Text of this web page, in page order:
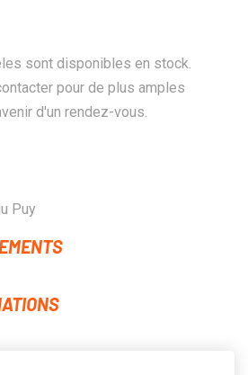
sont disponibles en stock.
pour de plus amples
d'un rendez-vous.
Puy